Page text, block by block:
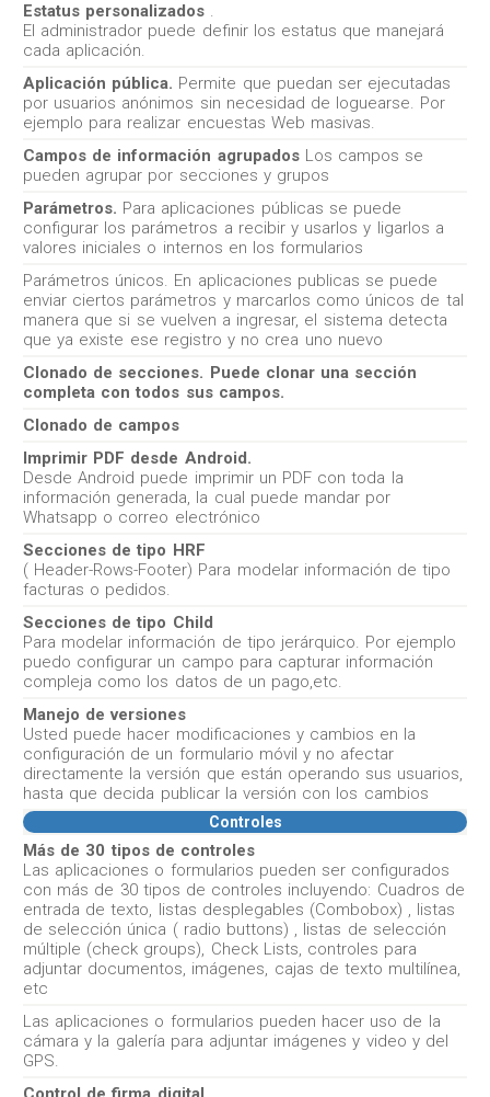
Estatus personalizados .
El administrador puede definir los estatus que manejará
cada aplicación.
Aplicación pública. Permite que puedan ser ejecutadas
por usuarios anónimos sin necesidad de loguearse. Por
ejemplo para realizar encuestas Web masivas.
Campos de información agrupadosLos campos se
pueden agrupar por secciones y grupos
Parámetros. Para aplicaciones públicas se puede
configurar los parámetros a recibir y usarlos y ligarlos a
valores iniciales o internos en los formularios
Parámetros únicos. En aplicaciones publicas se puede
enviar ciertos parámetros y marcarlos como únicos de tal
manera que si se vuelven a ingresar, el sistema detecta
que ya existe ese registro y no crea uno nuevo
Clonado de secciones. Puede clonar una sección
completa con todos sus campos.
Clonado de campos
Imprimir PDF desde Android.
Desde Android puede imprimir un PDF con toda la
información generada, la cual puede mandar por
Whatsapp o correo electrónico
Secciones de tipo HRF
( Header-Rows-Footer) Para modelar información de tipo
facturas o pedidos.
Secciones de tipo Child
Para modelar información de tipo jerárquico. Por ejemplo
puedo configurar un campo para capturar información
compleja como los datos de un pago,etc.
Manejo de versiones
Usted puede hacer modificaciones y cambios en la
configuración de un formulario móvil y no afectar
directamente la versión que están operando sus usuarios,
hasta que decida publicar la versión con los cambios
Controles
Más de 30 tipos de controles
Las aplicaciones o formularios pueden ser configurados
con más de 30 tipos de controles incluyendo: Cuadros de
entrada de texto, listas desplegables (Combobox) , listas
de selección única ( radio buttons) , listas de selección
múltiple (check groups), Check Lists, controles para
adjuntar documentos, imágenes, cajas de texto multilínea,
etc
Las aplicaciones o formularios pueden hacer uso de la
cámara y la galería para adjuntar imágenes y video y del
GPS.